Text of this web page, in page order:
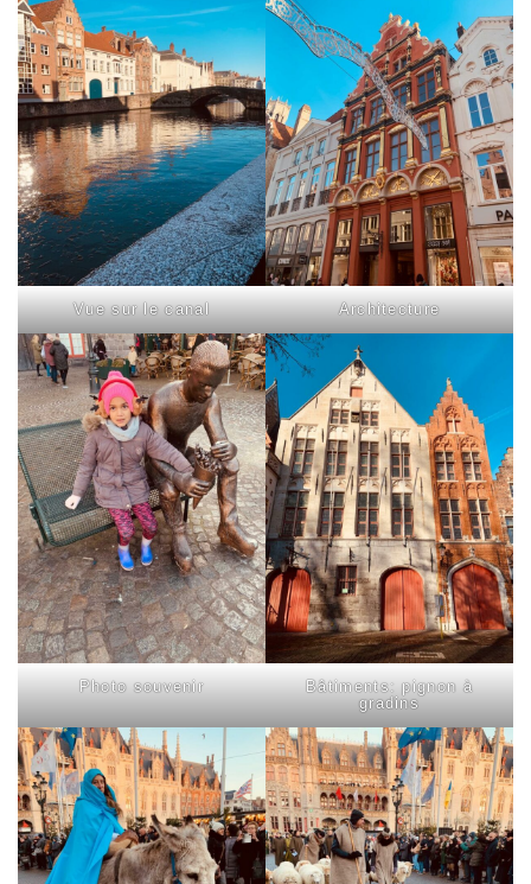
Vue sur le canal Architecture
Photo souvenir
Bâtiments: pignon à
gradins